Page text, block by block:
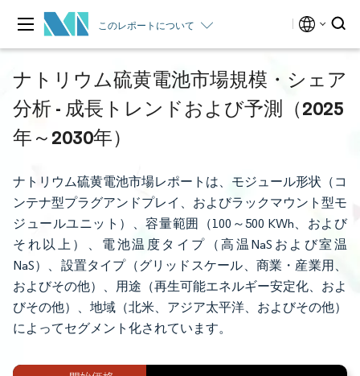
このレポートについて
ナトリウム硫黄電池市場規模・シェア
分析 - 成長トレンドおよび予測（2025
年～2030年）
ナトリウム硫黄電池市場レポートは、モジュール形状（コ
ンテナ型プラグアンドプレイ、およびラックマウント型モ
ジュールユニット）、容量範囲（100～500 KWh、および
それ以上）、電池温度タイプ（高温NaSおよび室温
NaS）、設置タイプ（グリッドスケール、商業・産業用、
およびその他）、用途（再生可能エネルギー安定化、およ
びその他）、地域（北米、アジア太平洋、およびその他）
によってセグメント化されています。